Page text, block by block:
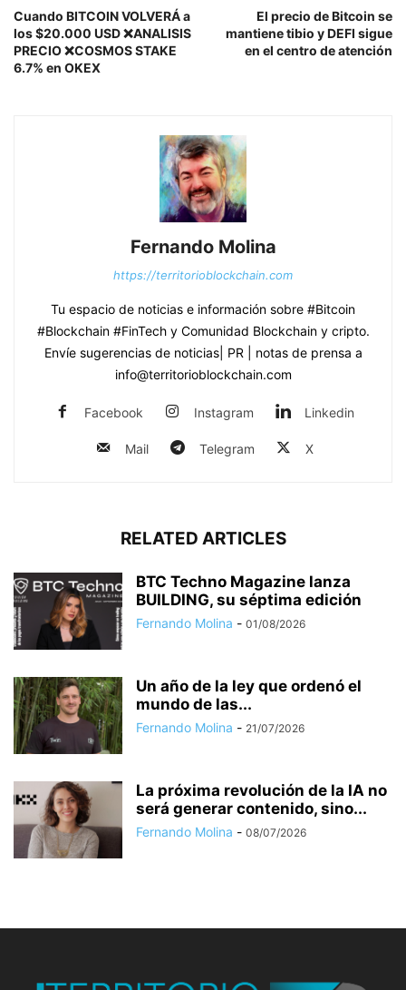
Cuando BITCOIN VOLVERÁ a
los $20.000 USD ❌ANALISIS
PRECIO ❌COSMOS STAKE
6.7% en OKEX
El precio de Bitcoin se
mantiene tibio y DEFI sigue
en el centro de atención
Fernando Molina
https://territorioblockchain.com
Tu espacio de noticias e información sobre #Bitcoin
#Blockchain #FinTech y Comunidad Blockchain y cripto.
Envíe sugerencias de noticias| PR | notas de prensa a
info@territorioblockchain.com
Facebook Instagram Linkedin
Mail Telegram X
RELATED ARTICLES
BTC Techno Magazine lanza
BUILDING, su séptima edición
Fernando Molina - 01/08/2026
Un año de la ley que ordenó el
mundo de las...
Fernando Molina - 21/07/2026
La próxima revolución de la IA no
será generar contenido, sino...
Fernando Molina - 08/07/2026